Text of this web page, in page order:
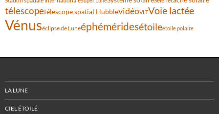
télescopetélescope spatial HubblevidéoVLTVoie lactée
Vénuséclipse de Luneéphéméridesétoileétoile polaire
LA LUNE
CIEL ÉTOILÉ